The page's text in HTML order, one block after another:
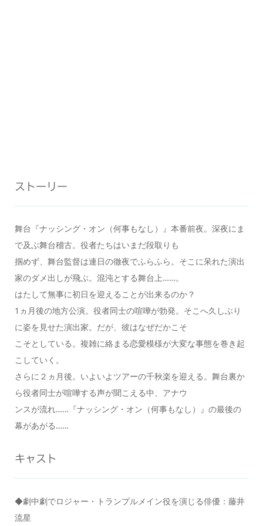
ストーリー
舞台『ナッシング・オン（何事もなし）』本番前夜。深夜にま
で及ぶ舞台稽古。役者たちはいまだ段取りも
掴めず、舞台監督は連⽇の徹夜でふらふら。そこに呆れた演出
家のダメ出しが⾶ぶ。混沌とする舞台上……。
はたして無事に初⽇を迎えることが出来るのか？
1ヵ⽉後の地⽅公演。役者同⼠の喧嘩が勃発。そこへ久しぶり
に姿を⾒せた演出家。だが、彼はなぜだかこそ
こそとしている。複雑に絡まる恋愛模様が⼤変な事態を巻き起
こしていく。
さらに２ヵ⽉後。いよいよツアーの千秋楽を迎える。舞台裏か
ら役者同⼠が喧嘩する声が聞こえる中、アナウ
ンスが流れ……『ナッシング・オン（何事もなし）』の最後の
幕があがる……
キャスト
◆劇中劇でロジャー・トランプルメイン役を演じる俳優：藤井
流星